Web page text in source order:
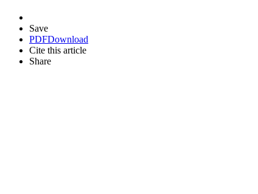
Save
PDFDownload
Cite this article
Share